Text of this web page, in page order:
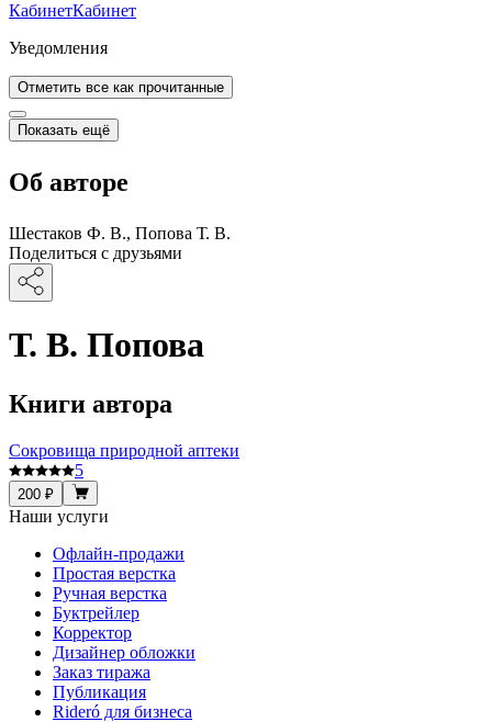
КабинетКабинет
Уведомления
Отметить все как прочитанные
Показать ещё
Об авторе
Шестаков Ф. В., Попова Т. В.
Поделиться с друзьями
Т. В. Попова
Книги автора
Сокровища природной аптеки
5
200 ₽
Наши услуги
Офлайн-продажи
Простая верстка
Ручная верстка
Буктрейлер
Корректор
Дизайнер обложки
Заказ тиража
Публикация
Rideró для бизнеса